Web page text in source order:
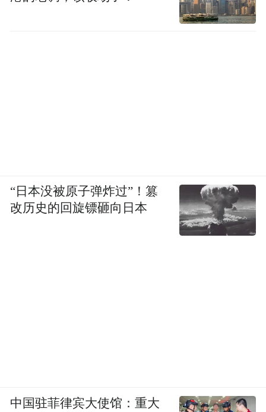
“日本没被原子弹炸过”！篡
改历史的回旋镖砸向日本
中国驻菲律宾大使馆：重大